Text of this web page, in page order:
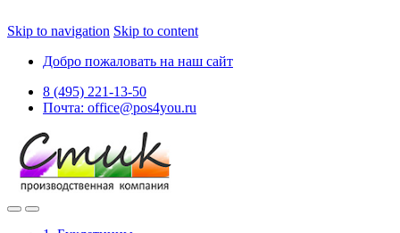
Skip to navigation Skip to content
Добро пожаловать на наш сайт
8 (495) 221-13-50
Почта: office@pos4you.ru